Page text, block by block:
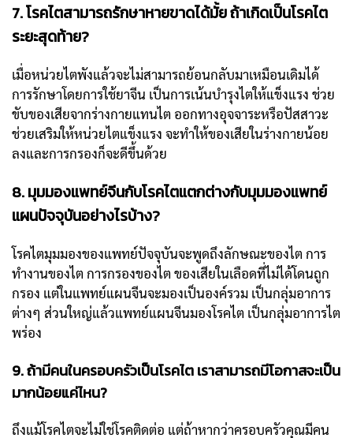
7. โรคไตสามารถรักษาหายขาดได้มั้ย ถ้าเกิดเป็นโรคไต
ระยะสุดท้าย?
เมื่อหน่วยไตพังแล้วจะไม่สามารถย้อนกลับมาเหมือนเดิมได้
การรักษาโดยการใช้ยาจีน เป็นการเน้นบำรุงไตให้แข็งแรง ช่วย
ขับของเสียจากร่างกายแทนไต ออกทางอุจจาระหรือปัสสาวะ
ช่วยเสริมให้หน่วยไตแข็งแรง จะทำให้ของเสียในร่างกายน้อย
ลงและการกรองก็จะดีขึ้นด้วย
8. มุมมองแพทย์จีนกับโรคไตแตกต่างกับมุมมองแพทย์
แผนปัจจุบันอย่างไรบ้าง?
โรคไตมุมมองของแพทย์ปัจจุบันจะพูดถึงลักษณะของไต การ
ทำงานของไต การกรองของไต ของเสียในเลือดที่ไม่ได้โดนถูก
กรอง แต่ในแพทย์แผนจีนจะมองเป็นองค์รวม เป็นกลุ่มอาการ
ต่างๆ ส่วนใหญ่แล้วแพทย์แผนจีนมองโรคไต เป็นกลุ่มอาการไต
พร่อง
9. ถ้ามีคนในครอบครัวเป็นโรคไต เราสามารถมีโอกาสจะเป็น
มากน้อยแค่ไหน?
ถึงแม้โรคไตจะไม่ใช่โรคติดต่อ แต่ถ้าหากว่าครอบครัวคุณมีคน